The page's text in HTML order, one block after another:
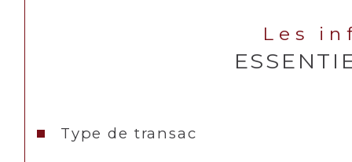
Les
Caractéristiques Valeurs
Type de transac